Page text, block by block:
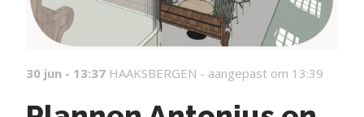
30 jun - 13:37 HAAKSBERGEN - aangepast om 13:39